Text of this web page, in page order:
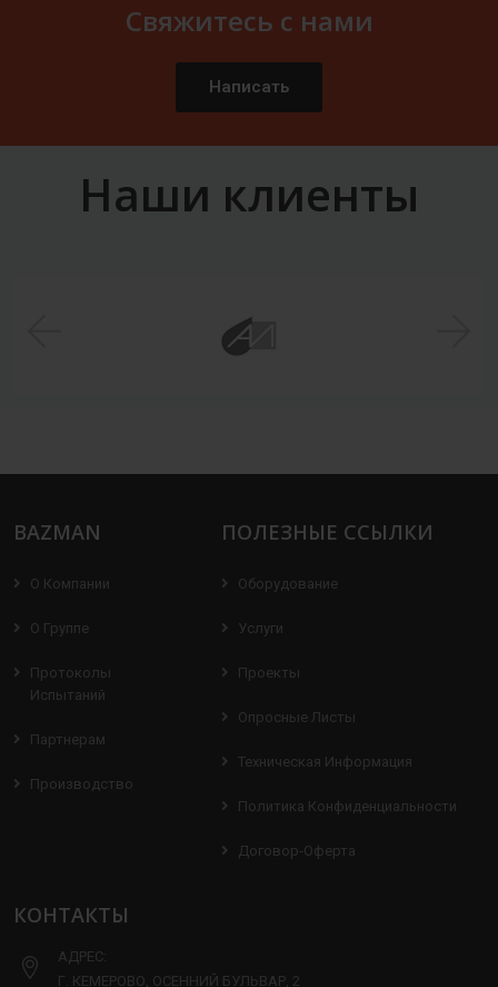
Свяжитесь с нами
Написать
Наши клиенты
BAZMAN
О Компании
О Группе
Протоколы
Испытаний
Партнерам
Производство
ПОЛЕЗНЫЕ ССЫЛКИ
Оборудование
Услуги
Проекты
Опросные Листы
Техническая Информация
Политика Конфиденциальности
Договор-Оферта
КОНТАКТЫ
АДРЕС:
Г. КЕМЕРОВО, ОСЕННИЙ БУЛЬВАР, 2